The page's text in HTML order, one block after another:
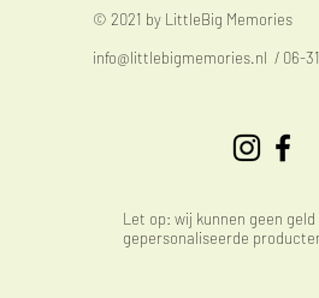
© 2021 by LittleBig Memories
info@littlebigmemories.nl / 06-
Let op: wij kunnen geen
gepersonaliseerde